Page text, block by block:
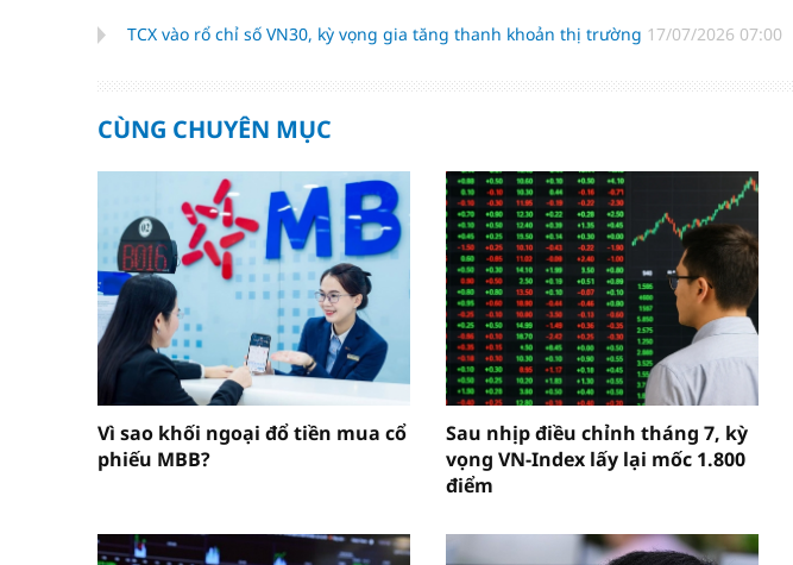
TCX vào rổ chỉ số VN30, kỳ vọng gia tăng thanh khoản thị trường 17/07/2026 07:00
CÙNG CHUYÊN MỤC
Vì sao khối ngoại đổ tiền mua cổ
phiếu MBB?
Sau nhịp điều chỉnh tháng 7, kỳ
vọng VN-Index lấy lại mốc 1.800
điểm